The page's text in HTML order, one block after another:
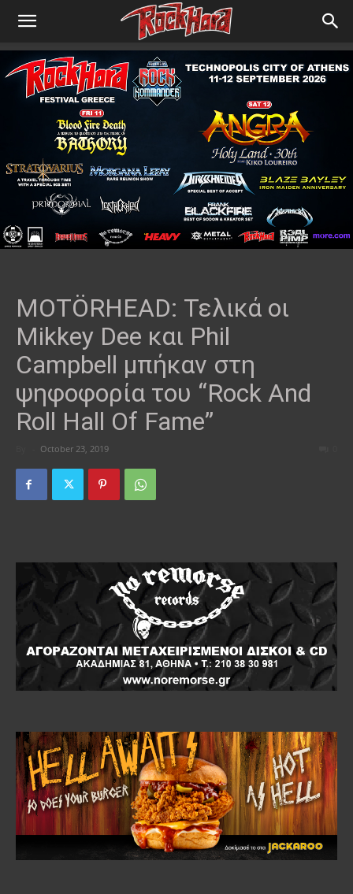
MOTÖRHEAD: Τελικά οι
Mikkey Dee και Phil
Campbell μπήκαν στη
ψηφοφορία του “Rock And
Roll Hall Of Fame”
October 23, 2019